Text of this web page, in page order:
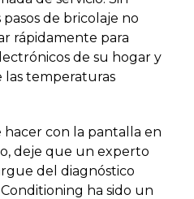
de bricolaje no
rápidamente para
de su hogar y
las temperaturas
con la pantalla en
deje que un experto
del diagnóstico
ha sido un